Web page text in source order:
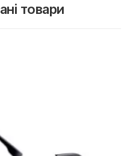
товари